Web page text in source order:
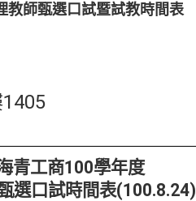
教師甄選口試暨試教時間表
青工商100學年度
選口試時間表(100.8.24)